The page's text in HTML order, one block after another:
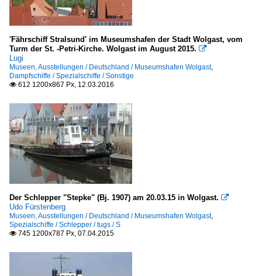
'Fährschiff Stralsund' im Museumshafen der Stadt Wolgast, vom
Turm der St. -Petri-Kirche. Wolgast im August 2015. 
Lugi
Museen, Ausstellungen / Deutschland / Museumshafen Wolgast,
Dampfschiffe / Spezialschiffe / Sonstige
 612 1200x867 Px, 12.03.2016
Der Schlepper "Stepke" (Bj. 1907) am 20.03.15 in Wolgast. 
Udo Fürstenberg
Museen, Ausstellungen / Deutschland / Museumshafen Wolgast,
Spezialschiffe / Schlepper / tugs / S
 745 1200x787 Px, 07.04.2015